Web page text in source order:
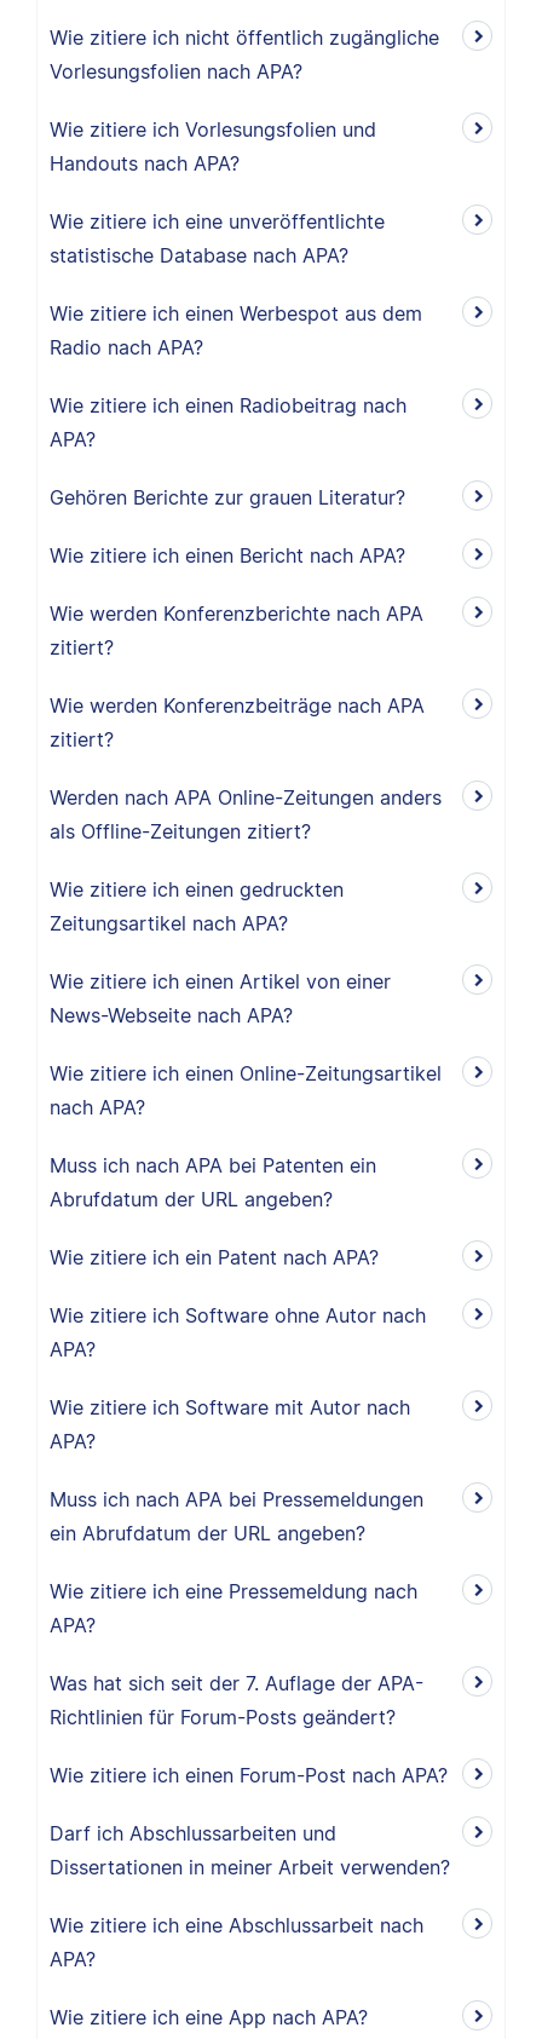
Wie zitiere ich nicht öffentlich zugängliche
Vorlesungsfolien nach APA?
Wie zitiere ich Vorlesungsfolien und
Handouts nach APA?
Wie zitiere ich eine unveröffentlichte
statistische Database nach APA?
Wie zitiere ich einen Werbespot aus dem
Radio nach APA?
Wie zitiere ich einen Radiobeitrag nach
APA?
Gehören Berichte zur grauen Literatur?
Wie zitiere ich einen Bericht nach APA?
Wie werden Konferenzberichte nach APA
zitiert?
Wie werden Konferenzbeiträge nach APA
zitiert?
Werden nach APA Online-Zeitungen anders
als Offline-Zeitungen zitiert?
Wie zitiere ich einen gedruckten
Zeitungsartikel nach APA?
Wie zitiere ich einen Artikel von einer
News-Webseite nach APA?
Wie zitiere ich einen Online-Zeitungsartikel
nach APA?
Muss ich nach APA bei Patenten ein
Abrufdatum der URL angeben?
Wie zitiere ich ein Patent nach APA?
Wie zitiere ich Software ohne Autor nach
APA?
Wie zitiere ich Software mit Autor nach
APA?
Muss ich nach APA bei Pressemeldungen
ein Abrufdatum der URL angeben?
Wie zitiere ich eine Pressemeldung nach
APA?
Was hat sich seit der 7. Auflage der APA-
Richtlinien für Forum-Posts geändert?
Wie zitiere ich einen Forum-Post nach APA?
Darf ich Abschlussarbeiten und
Dissertationen in meiner Arbeit verwenden?
Wie zitiere ich eine Abschlussarbeit nach
APA?
Wie zitiere ich eine App nach APA?